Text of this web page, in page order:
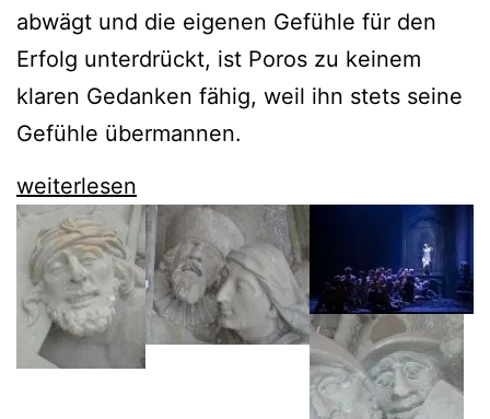
abwägt und die eigenen Gefühle für den
Erfolg unterdrückt, ist Poros zu keinem
klaren Gedanken fähig, weil ihn stets seine
Gefühle übermannen.
Poros
der
Komischen
Oper
bleibt
nette
weiterlesen